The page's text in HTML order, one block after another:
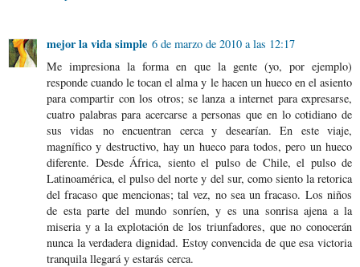
mejor la vida simple 6 de marzo de 2010 a las 12:17
Me impresiona la forma en que la gente (yo, por ejemplo)
responde cuando le tocan el alma y le hacen un hueco en el asiento
para compartir con los otros; se lanza a internet para expresarse,
cuatro palabras para acercarse a personas que en lo cotidiano de
sus vidas no encuentran cerca y desearían. En este viaje,
magnífico y destructivo, hay un hueco para todos, pero un hueco
diferente. Desde África, siento el pulso de Chile, el pulso de
Latinoamérica, el pulso del norte y del sur, como siento la retorica
del fracaso que mencionas; tal vez, no sea un fracaso. Los niños
de esta parte del mundo sonríen, y es una sonrisa ajena a la
miseria y a la explotación de los triunfadores, que no conocerán
nunca la verdadera dignidad. Estoy convencida de que esa victoria
tranquila llegará y estarás cerca.